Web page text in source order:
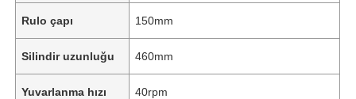
Rulo çapı 150mm
Silindir uzunluğu 460mm
Yuvarlanma hızı 40rpm